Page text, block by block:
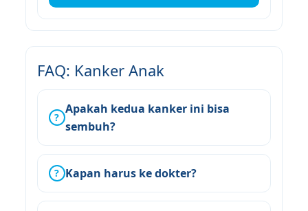
FAQ: Kanker Anak
?
Apakah kedua kanker ini bisa
sembuh?
? Kapan harus ke dokter?